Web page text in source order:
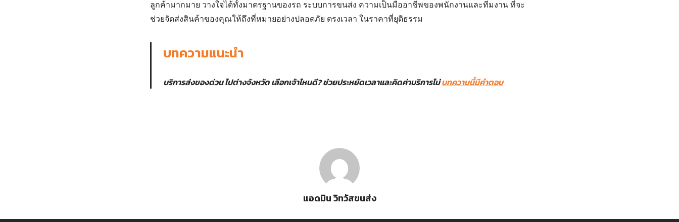
ลูกค้ามากมาย วางใจได้ทั้งมาตรฐานของรถ ระบบการขนส่ง ความเป็นมืออาชีพของพนักงานและทีมงาน ที่จะ
ช่วยจัดส่งสินค้าของคุณให้ถึงที่หมายอย่างปลอดภัย ตรงเวลา ในราคาที่ยุติธรรม
บทความแนะนำ
บริการส่งของด่วน ไปต่างจังหวัด เลือกเจ้าไหนดี? ช่วยประหยัดเวลาและคิดค่าบริการไม่บทความนี้มีคำตอบ
แอดมิน วิทวัสขนส่ง